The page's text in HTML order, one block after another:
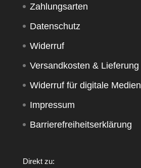
Zahlungsarten
Datenschutz
Widerruf
Versandkosten & Lieferung
Widerruf für digitale Medien
Impressum
Barrierefreiheitserklärung
Direkt zu: